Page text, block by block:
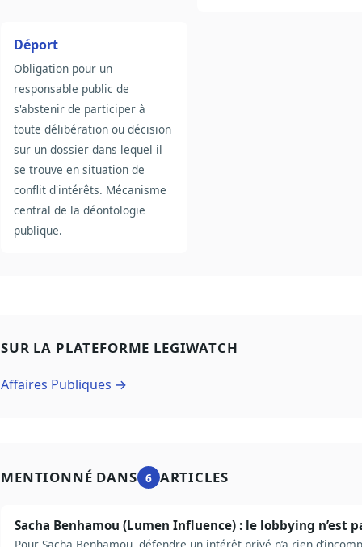
Déport
Obligation pour un
responsable public de
s'abstenir de participer à
toute délibération ou décision
sur un dossier dans lequel il
se trouve en situation de
conflit d'intérêts. Mécanisme
central de la déontologie
publique.
SUR LA PLATEFORME LEGIWATCH
Affaires Publiques →
MENTIONNÉ DANS 6 ARTICLES
Sacha Benhamou (Lumen Influence) : le lobbying n’est